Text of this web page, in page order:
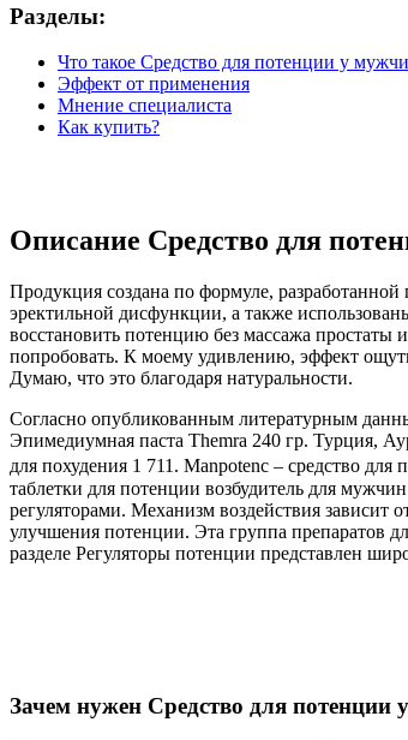
Разделы:
Что такое Средство для потенции у
Эффект от применения
Мнение специалиста
Как купить?
Описание Средство для
Продукция создана по формуле,
эректильной дисфункции, а также
восстановить потенцию без массажа
попробовать. К моему удивлению, эффект
Думаю, что это благодаря натуральности.
Согласно опубликованным литературным
Эпимедиумная паста Themra 240 гр. Турция,
для похудения 1 711. Manpotenc – средство
таблетки для потенции возбудитель для
регуляторами. Механизм воздействия
улучшения потенции. Эта группа препаратов
разделе Регуляторы потенции представлен
Зачем нужен Средство для потенции